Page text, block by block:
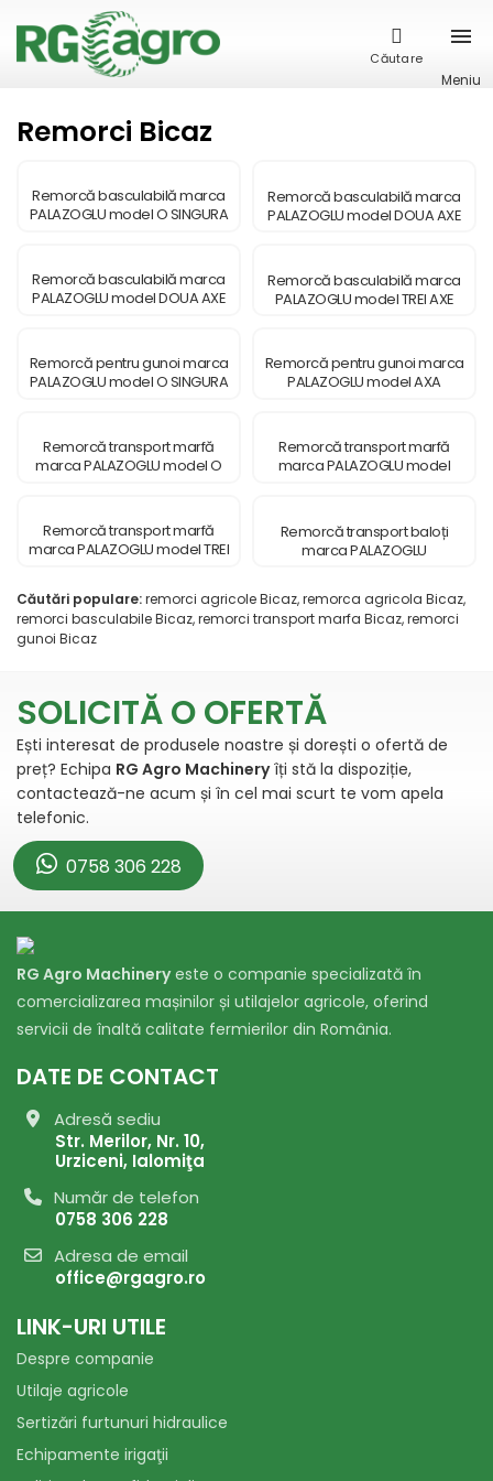
Căutare
Meniu
Remorci Bicaz
Remorcă basculabilă marca
PALAZOGLU model O SINGURA
Remorcă basculabilă marca
PALAZOGLU model DOUA AXE
Remorcă basculabilă marca
PALAZOGLU model DOUA AXE
Remorcă basculabilă marca
PALAZOGLU model TREI AXE
Remorcă pentru gunoi marca
PALAZOGLU model O SINGURA
Remorcă pentru gunoi marca
PALAZOGLU model AXA
Remorcă transport marfă
marca PALAZOGLU model O
Remorcă transport marfă
marca PALAZOGLU model
Remorcă transport marfă
marca PALAZOGLU model TREI
Remorcă transport baloți
marca PALAZOGLU
Căutări populare:remorci agricole Bicaz, remorca agricola Bicaz,
remorci basculabile Bicaz, remorci transport marfa Bicaz, remorci
gunoi Bicaz
SOLICITĂ O OFERTĂ
Ești interesat de produsele noastre și dorești o ofertă de
preț? Echipa RG Agro Machineryîți stă la dispoziție,
contactează-ne acum și în cel mai scurt te vom apela
telefonic.
0758 306 228
RG Agro Machineryeste o companie specializată în
comercializarea mașinilor și utilajelor agricole, oferind
servicii de înaltă calitate fermierilor din România.
DATE DE CONTACT
Adresă sediu
Str. Merilor, Nr. 10,
Urziceni, Ialomiţa
Număr de telefon
0758 306 228
Adresa de email
office@rgagro.ro
LINK-URI UTILE
Despre companie
Utilaje agricole
Sertizări furtunuri hidraulice
Echipamente irigaţii